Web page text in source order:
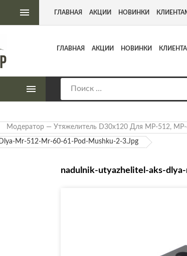
оружия Адрес: г. Москва,
ГЛАВНАЯ АКЦИИ НОВИНКИ
ГЛАВНАЯ АКЦИИ НОВИНКИ
Модератор — Утяжелитель D30x120 Для МР-512,
Mr-512-Mr-60-61-Pod-Mushku-2-3.jpg
nadulnik-utyazhelitel-aks-